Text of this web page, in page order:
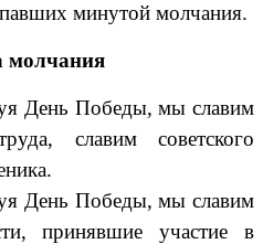
минутой молчания.
молчания
Победы, мы славим
славим советского
Победы, мы славим
принявшие участие в